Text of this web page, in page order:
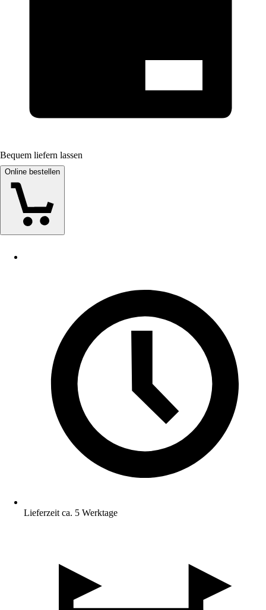
Bequem liefern lassen
Online bestellen
Lieferzeit ca. 5 Werktage